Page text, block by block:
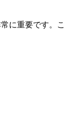
に重要です。こ